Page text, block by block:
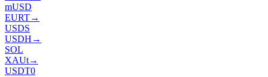
mUSD
EURT→
USDS
USDH →
SOL
XAUt→
USDT0